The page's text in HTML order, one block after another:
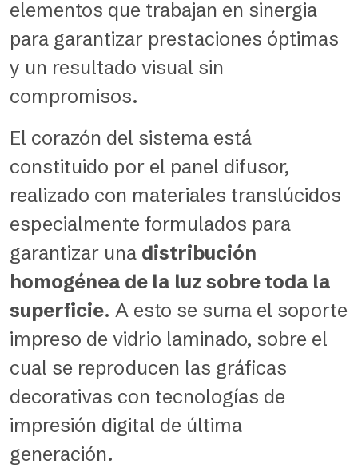
elementos que trabajan en sinergia
para garantizar prestaciones óptimas
y un resultado visual sin
compromisos.
El corazón del sistema está
constituido por el panel difusor,
realizado con materiales translúcidos
especialmente formulados para
garantizar una distribución
homogénea de la luz sobre toda la
superficie. A esto se suma el soporte
impreso de vidrio laminado, sobre el
cual se reproducen las gráficas
decorativas con tecnologías de
impresión digital de última
generación.